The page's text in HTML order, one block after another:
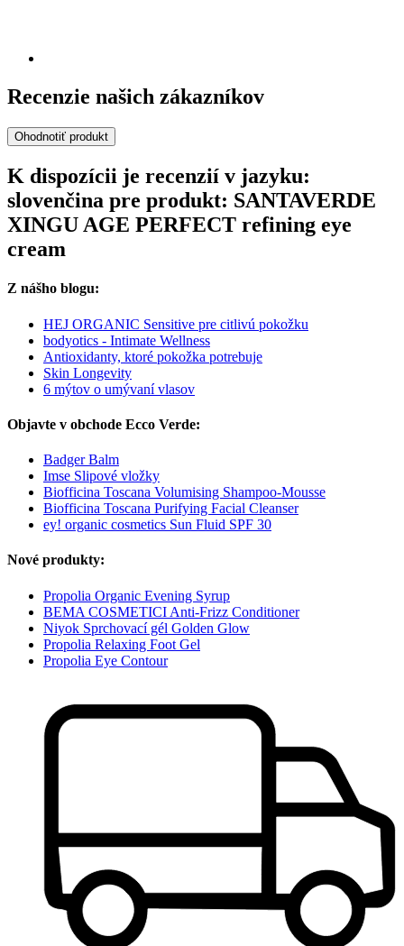
Recenzie našich zákazníkov
Ohodnotiť produkt
K dispozícii je recenzií v jazyku:
slovenčina pre produkt: SANTAVERDE
XINGU AGE PERFECT refining eye
cream
Z nášho blogu:
HEJ ORGANIC Sensitive pre citlivú pokožku
bodyotics - Intimate Wellness
Antioxidanty, ktoré pokožka potrebuje
Skin Longevity
6 mýtov o umývaní vlasov
Objavte v obchode Ecco Verde:
Badger Balm
Imse Slipové vložky
Biofficina Toscana Volumising Shampoo-Mousse
Biofficina Toscana Purifying Facial Cleanser
ey! organic cosmetics Sun Fluid SPF 30
Nové produkty:
Propolia Organic Evening Syrup
BEMA COSMETICI Anti-Frizz Conditioner
Niyok Sprchovací gél Golden Glow
Propolia Relaxing Foot Gel
Propolia Eye Contour